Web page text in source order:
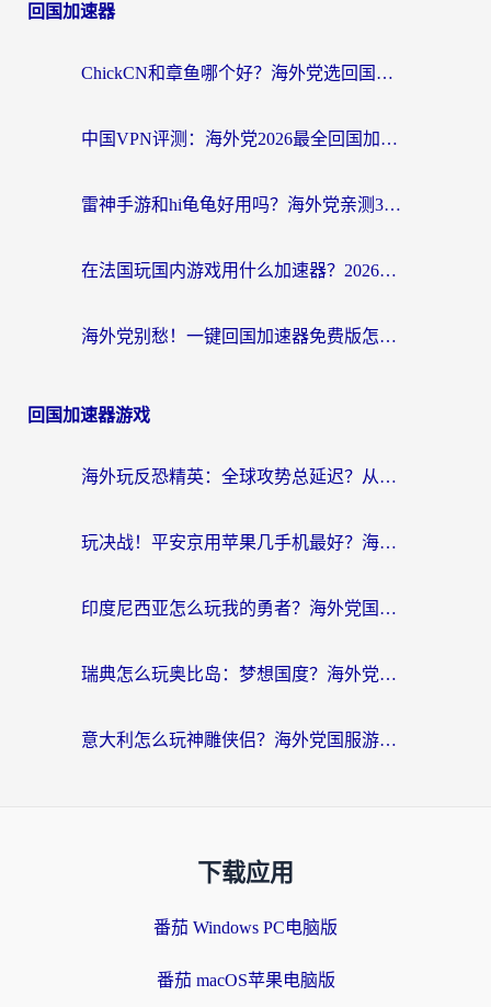
回国加速器
ChickCN和章鱼哪个好？海外党选回国加速器的3个关键维度 + 实用避坑指南
中国VPN评测：海外党2026最全回国加速器选择指南，告别地区限制不踩坑
雷神手游和hi龟龟好用吗？海外党亲测3款回国加速器，教你选对国外到国内加速器
在法国玩国内游戏用什么加速器？2026实测解决延迟卡顿的实用指南
海外党别愁！一键回国加速器免费版怎么选？从踩坑到流畅访问的全攻略
回国加速器游戏
海外玩反恐精英：全球攻势总延迟？从瑞典玩神武4到外国玩黎明觉醒，选对加速器才是关键！
玩决战！平安京用苹果几手机最好？海外党必看的设备+加速器双攻略
印度尼西亚怎么玩我的勇者？海外党国服游戏加速避坑指南（附实况五行师解决方案）
瑞典怎么玩奥比岛：梦想国度？海外党亲测有效的国服游戏加速全攻略
意大利怎么玩神雕侠侣？海外党国服游戏加速终极指南（附欧洲玩王者王国保卫战4不卡技巧）
下载应用
番茄 Windows PC电脑版
番茄 macOS苹果电脑版